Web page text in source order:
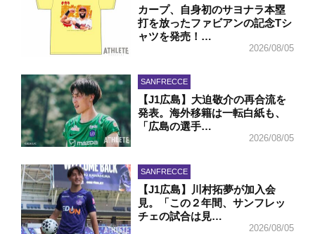
カープ、自身初のサヨナラ本塁
打を放ったファビアンの記念Tシ
ャツを発売！…
2026/08/05
SANFRECCE
【J1広島】大迫敬介の再合流を
発表。海外移籍は一転白紙も、
「広島の選手…
2026/08/05
SANFRECCE
【J1広島】川村拓夢が加入会
見。「この２年間、サンフレッ
チェの試合は見…
2026/08/05